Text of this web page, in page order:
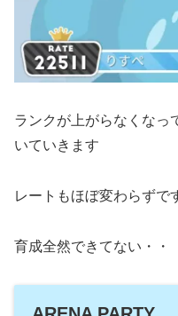
ランクが上がらなくなっ
いていきます
レートもほぼ変わらずで
育成全然できてない・・